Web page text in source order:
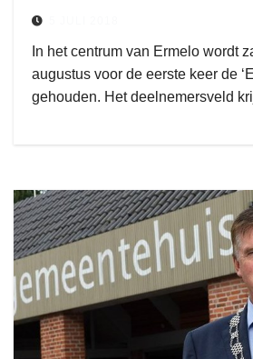
In het centrum van Ermelo wordt
augustus voor de eerste keer de
gehouden. Het deelnemersveld